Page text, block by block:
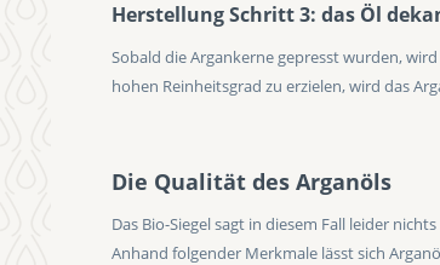
Herstellung Schritt 3: das Öl
Sobald die Argankerne gepresst wurden,
hohen Reinheitsgrad zu erzielen, wird das
Die Qualität des Arganöls
Das Bio-Siegel sagt in diesem Fall leider
Anhand folgender Merkmale lässt sich